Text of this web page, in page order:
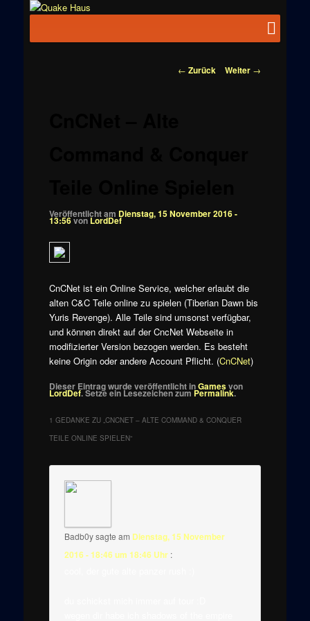
News zu
Beitragsnavigation
← Zurück Weiter →
Veröffentlicht am Dienstag, 15 November 2016 -
13:56vonLordDef
CnCNet ist ein Online Service, welcher erlaubt die
alten C&C Teile online zu spielen (Tiberian Dawn bis
Yuris Revenge). Alle Teile sind umsonst verfügbar,
und können direkt auf der CncNet Webseite in
modifizierter Version bezogen werden. Es besteht
keine Origin oder andere Account Pflicht. (CnCNet)
Dieser Eintrag wurde veröffentlicht inGamesvon
LordDef. Setze ein Lesezeichen zumPermalink.
1 GEDANKE ZU „CNCNET – ALTE COMMAND & CONQUER
TEILE ONLINE SPIELEN“
Badb0ysagte am Dienstag, 15 November
2016 - 18:46 um 18:46 Uhr :